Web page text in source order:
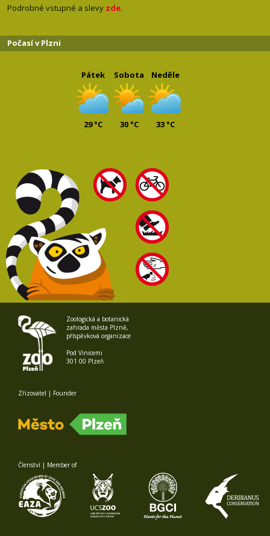
Podrobné vstupné a slevy zde.
Počasí v Plzni
Pátek
29 °C
Sobota
30 °C
Neděle
33 °C
Zoologická a botanická
zahrada města Plzně,
příspěvková organizace
Pod Vinicemi
301 00 Plzeň
Zřizovatel | Founder
Členství | Member of